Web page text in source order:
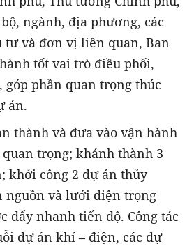
ngành, địa phương, các
tư và đơn vị liên quan, Ban
tốt vai trò điều phối,
góp phần quan trọng thúc
án.
thành và đưa vào vận hành
trọng; khánh thành 3
khởi công 2 dự án thủy
nguồn và lưới điện trọng
đẩy nhanh tiến độ. Công tác
dự án khí – điện, các dự